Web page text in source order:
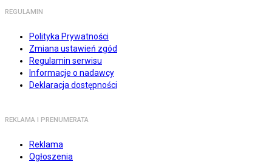
REGULAMIN
Polityka Prywatności
Zmiana ustawień zgód
Regulamin serwisu
Informacje o nadawcy
Deklaracja dostępności
REKLAMA I PRENUMERATA
Reklama
Ogłoszenia